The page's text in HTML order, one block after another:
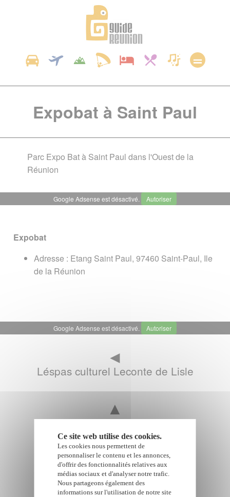
Expobat à Saint Paul
Parc Expo Bat à Saint Paul dans l'Ouest de la
Réunion
Google Adsense est désactivé. Autoriser
Expobat
Adresse : Etang Saint Paul, 97460 Saint-Paul, Ile
de la Réunion
Google Adsense est désactivé. Autoriser
◄
Léspas culturel Leconte de Lisle
▲
Salles et lieux événementiel
►
Kabardock
Panneau de gestion des cookies
Ce site web utilise des cookies.
Les cookies nous permettent de
personnaliser le contenu et les annonces,
d'offrir des fonctionnalités relatives aux
médias sociaux et d'analyser notre trafic.
Nous partageons également des
informations sur l'utilisation de notre site